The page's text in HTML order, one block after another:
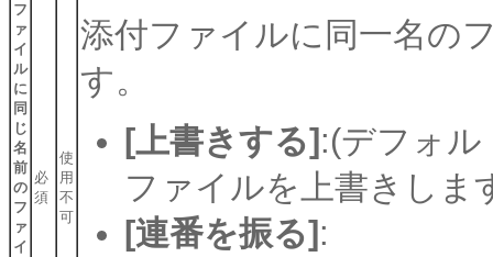
フ
ァ
イ
ル
に
同
じ
名
前
の
フ
ァ
イ
必
須
使
用
不
可
添付ファイルに同一名の
す。
[上書きする] :(デフォル
ファイルを上書きしま
[連番を振る] :